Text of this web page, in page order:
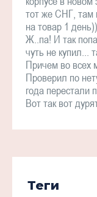
тот же СНГ, там
на товар 1
Ж..па! И так
чуть не купил...
Причем во всех
Проверил по
года перестали
Вот так вот
Теги